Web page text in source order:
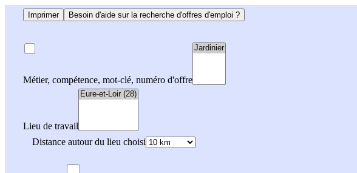
Imprimer Besoin d'aide sur la recherche d'offres d'emploi ?
Métier, compétence, mot-clé, numéro d'offre
Lieu de travail
Distance autour du lieu choisi